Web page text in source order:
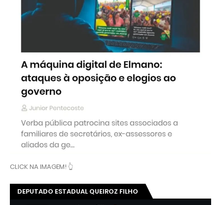
CLICK NA IMAGEM! 👆
DEPUTADO ESTADUAL QUEIROZ FILHO